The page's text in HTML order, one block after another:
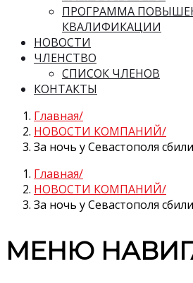
ПРОГРАММА
КВАЛИФИКАЦИИ
НОВОСТИ
ЧЛЕНСТВО
СПИСОК ЧЛЕНОВ
КОНТАКТЫ
Главная
НОВОСТИ КОМПАНИЙ
За ночь у Севастополя
Главная
НОВОСТИ КОМПАНИЙ
За ночь у Севастополя
МЕНЮ